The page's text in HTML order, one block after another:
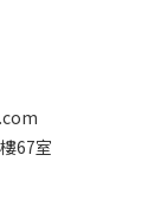
67室